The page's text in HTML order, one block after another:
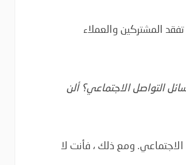
المشتركين والعملاء
التواصل الاجتماعي؟ ألن
ومع ذلك ، فأنت لا